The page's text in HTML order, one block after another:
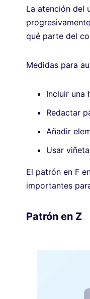
La atención del
qué parte del
Medidas para
Incluir una
Redactar
Añadir
Usar
El patrón en F
importantes
Patrón en Z